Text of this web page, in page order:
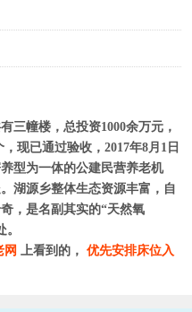
三幢楼，总投资1000余万元，
现已通过验收，2017年8月1日
型为一体的公建民营养老机
湖源乡整体生态资源丰富，自
，是名副其实的“天然氧
网 上看到的， 优先安排床位入